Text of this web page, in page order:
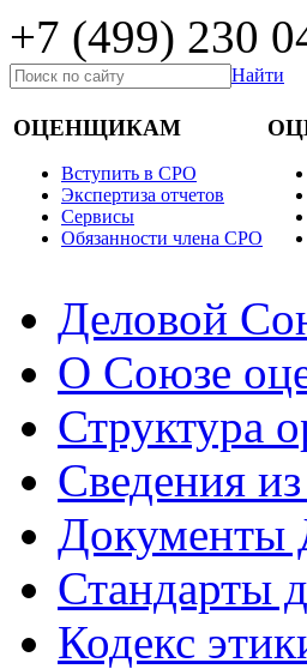
+7 (499) 230
Найти
ОЦЕНЩИКАМ
Вступить в СРО
Экспертиза отчетов
Cервисы
Обязанности члена СРО
Деловой
О Союзе
Структура
Сведения
Стандарты
Кодекс